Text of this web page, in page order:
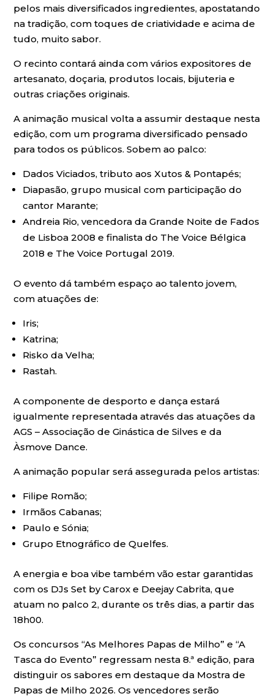
pelos mais diversificados ingredientes, apostatando
na tradição, com toques de criatividade e acima de
tudo, muito sabor.
O recinto contará ainda com vários expositores de
artesanato, doçaria, produtos locais, bijuteria e
outras criações originais.
A animação musical volta a assumir destaque nesta
edição, com um programa diversificado pensado
para todos os públicos. Sobem ao palco:
Dados Viciados, tributo aos Xutos & Pontapés;
Diapasão, grupo musical com participação do
cantor Marante;
Andreia Rio, vencedora da Grande Noite de Fados
de Lisboa 2008 e finalista do The Voice Bélgica
2018 e The Voice Portugal 2019.
O evento dá também espaço ao talento jovem,
com atuações de:
Iris;
Katrina;
Risko da Velha;
Rastah.
A componente de desporto e dança estará
igualmente representada através das atuações da
AGS – Associação de Ginástica de Silves e da
Àsmove Dance.
A animação popular será assegurada pelos artistas:
Filipe Romão;
Irmãos Cabanas;
Paulo e Sónia;
Grupo Etnográfico de Quelfes.
A energia e boa vibe também vão estar garantidas
com os DJs Set by Carox e Deejay Cabrita, que
atuam no palco 2, durante os três dias, a partir das
18h00.
Os concursos “As Melhores Papas de Milho” e “A
Tasca do Evento” regressam nesta 8.ª edição, para
distinguir os sabores em destaque da Mostra de
Papas de Milho 2026. Os vencedores serão